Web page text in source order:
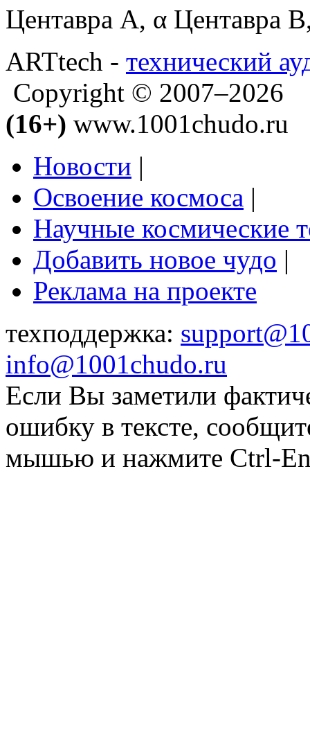
Центавра A, α Центавра
ARTtech - технический
Copyright © 2007–2026
(16+) www.1001chudo.ru
Новости |
Освоение космоса |
Научные космические
Добавить новое чудо |
Реклама на проекте
техподдержка:
info@1001chudo.ru
Если Вы заметили
ошибку в тексте,
мышью и нажмите Ctrl-